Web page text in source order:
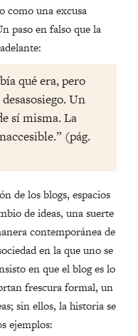
como una excusa
paso en falso que la
qué era, pero
Un
sí misma. La
(pág.
de los blogs, espacios
de ideas, una suerte
contemporánea de
en la que uno se
en que el blog es lo
frescura formal, un
sin ellos, la historia se
ejemplos: